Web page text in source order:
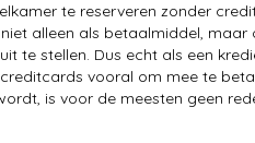
te reserveren zonder
alleen als betaalmiddel, maar
te stellen. Dus echt als een
vooral om mee te
is voor de meesten geen